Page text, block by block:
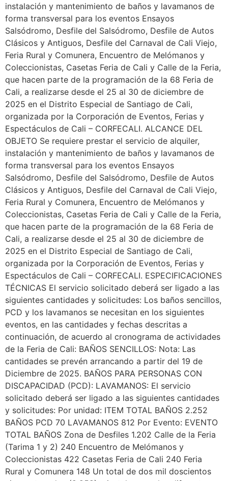
instalación y mantenimiento de baños y lavamanos de
forma transversal para los eventos Ensayos
Salsódromo, Desfile del Salsódromo, Desfile de Autos
Clásicos y Antiguos, Desfile del Carnaval de Cali Viejo,
Feria Rural y Comunera, Encuentro de Melómanos y
Coleccionistas, Casetas Feria de Cali y Calle de la Feria,
que hacen parte de la programación de la 68 Feria de
Cali, a realizarse desde el 25 al 30 de diciembre de
2025 en el Distrito Especial de Santiago de Cali,
organizada por la Corporación de Eventos, Ferias y
Espectáculos de Cali – CORFECALI. ALCANCE DEL
OBJETO Se requiere prestar el servicio de alquiler,
instalación y mantenimiento de baños y lavamanos de
forma transversal para los eventos Ensayos
Salsódromo, Desfile del Salsódromo, Desfile de Autos
Clásicos y Antiguos, Desfile del Carnaval de Cali Viejo,
Feria Rural y Comunera, Encuentro de Melómanos y
Coleccionistas, Casetas Feria de Cali y Calle de la Feria,
que hacen parte de la programación de la 68 Feria de
Cali, a realizarse desde el 25 al 30 de diciembre de
2025 en el Distrito Especial de Santiago de Cali,
organizada por la Corporación de Eventos, Ferias y
Espectáculos de Cali – CORFECALI. ESPECIFICACIONES
TÉCNICAS El servicio solicitado deberá ser ligado a las
siguientes cantidades y solicitudes: Los baños sencillos,
PCD y los lavamanos se necesitan en los siguientes
eventos, en las cantidades y fechas descritas a
continuación, de acuerdo al cronograma de actividades
de la Feria de Cali: BAÑOS SENCILLOS: Nota: Las
cantidades se prevén arrancando a partir del 19 de
Diciembre de 2025. BAÑOS PARA PERSONAS CON
DISCAPACIDAD (PCD): LAVAMANOS: El servicio
solicitado deberá ser ligado a las siguientes cantidades
y solicitudes: Por unidad: ITEM TOTAL BAÑOS 2.252
BAÑOS PCD 70 LAVAMANOS 812 Por Evento: EVENTO
TOTAL BAÑOS Zona de Desfiles 1.202 Calle de la Feria
(Tarima 1 y 2) 240 Encuentro de Melómanos y
Coleccionistas 422 Casetas Feria de Cali 240 Feria
Rural y Comunera 148 Un total de dos mil doscientos